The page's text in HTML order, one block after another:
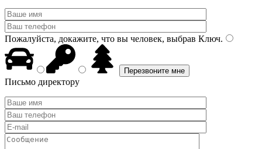
Пожалуйста, докажите, что вы человек, выбрав Ключ.
Письмо директору